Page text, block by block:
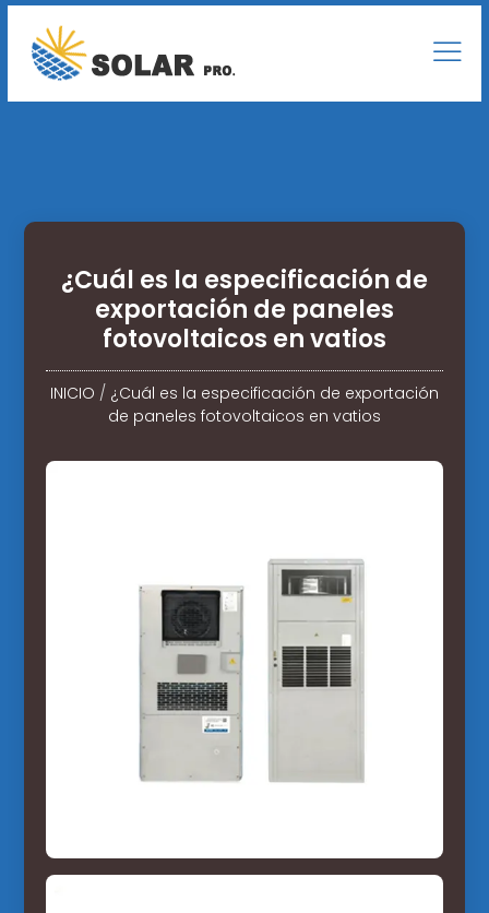
¿Cuál es la especificación de
exportación de paneles
fotovoltaicos en vatios
INICIO / ¿Cuál es la especificación de exportación
de paneles fotovoltaicos en vatios